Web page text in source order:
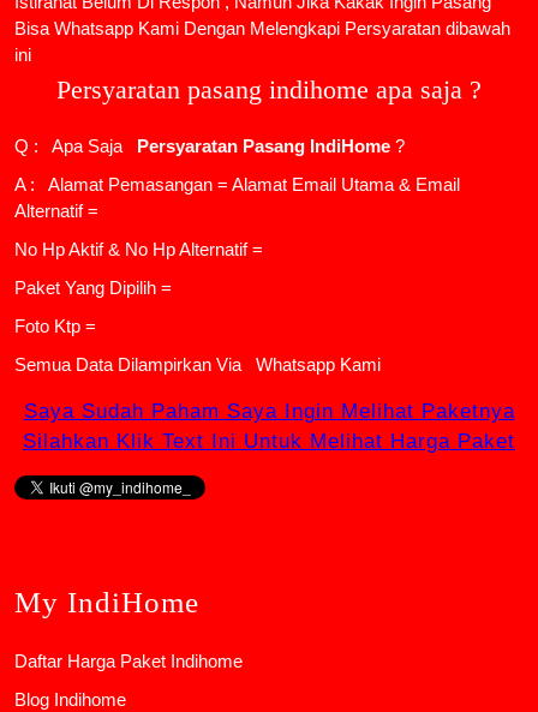
Bisa Whatsapp Kami Dengan Melengkapi Persyaratan dibawah
ini
Persyaratan pasang indihome apa saja ?
Q : Apa Saja Persyaratan Pasang IndiHome ?
A : Alamat Pemasangan = Alamat Email Utama & Email
Alternatif =
No Hp Aktif & No Hp Alternatif =
Paket Yang Dipilih =
Foto Ktp =
Semua Data Dilampirkan Via
Whatsapp Kami
Saya Sudah Paham Saya Ingin Melihat Paketnya
Silahkan Klik Text Ini Untuk Melihat Harga Paket
My IndiHome
Daftar Harga Paket Indihome
Blog Indihome